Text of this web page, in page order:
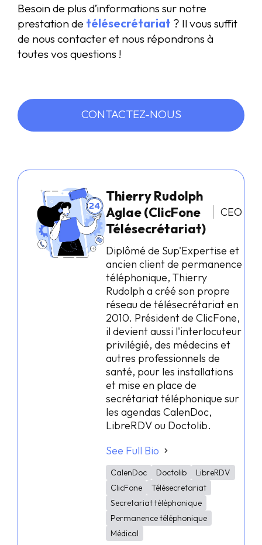
Besoin de plus d’informations sur notre
prestation de télésecrétariat ? Il vous suffit
de nous contacter et nous répondrons à
toutes vos questions !
CONTACTEZ-NOUS
Thierry Rudolph
Aglae (ClicFone
Télésecrétariat)
CEO
Diplômé de Sup'Expertise et
ancien client de permanence
téléphonique, Thierry
Rudolph a créé son propre
réseau de télésecrétariat en
2010. Président de ClicFone,
il devient aussi l'interlocuteur
privilégié, des médecins et
autres professionnels de
santé, pour les installations
et mise en place de
secrétariat téléphonique sur
les agendas CalenDoc,
LibreRDV ou Doctolib.
See Full Bio
CalenDoc Doctolib
LibreRDV
ClicFone
Télésecretariat
Secretariat téléphonique
Permanence téléphonique
Médical